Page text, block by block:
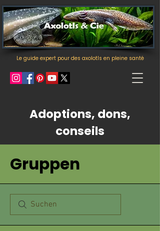
Le guide expert pour des axolotls en pleine santé
Adoptions, dons,
conseils
Gruppen